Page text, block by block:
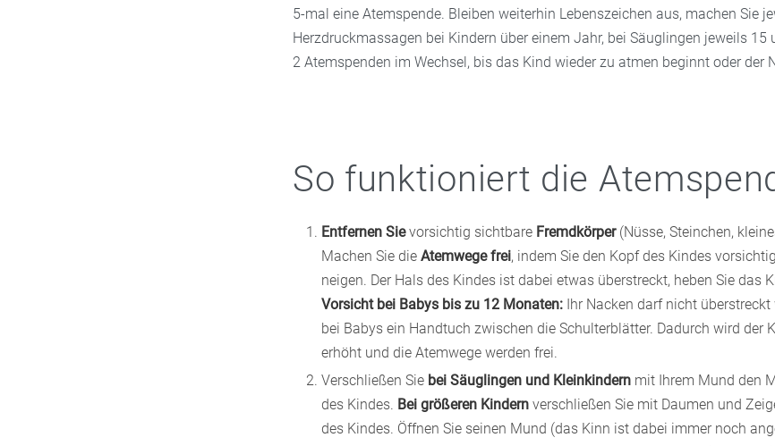
5-mal eine Atemspende. Bleiben weiterhin Lebenszeichen aus, machen Sie
Herzdruckmassagen bei Kindern über einem Jahr, bei Säuglingen jeweils 15
2 Atemspenden im Wechsel, bis das Kind wieder zu atmen beginnt oder der
So funktioniert die
Entfernen Sievorsichtig sichtbareFremdkörper(Nüsse, Steinchen,
Machen Sie die Atemwege frei, indem Sie den Kopf des Kindes
neigen. Der Hals des Kindes ist dabei etwas überstreckt, heben Sie das
Vorsicht bei Babys bis zu 12 Monaten: Ihr Nacken darf nicht überstreckt
bei Babys ein Handtuch zwischen die Schulterblätter. Dadurch wird der
erhöht und die Atemwege werden frei.
Verschließen Sie bei Säuglingen und Kleinkindernmit Ihrem Mund den
des Kindes. Bei größeren Kindern verschließen Sie mit Daumen und
des Kindes. Öffnen Sie seinen Mund (das Kinn ist dabei immer noch